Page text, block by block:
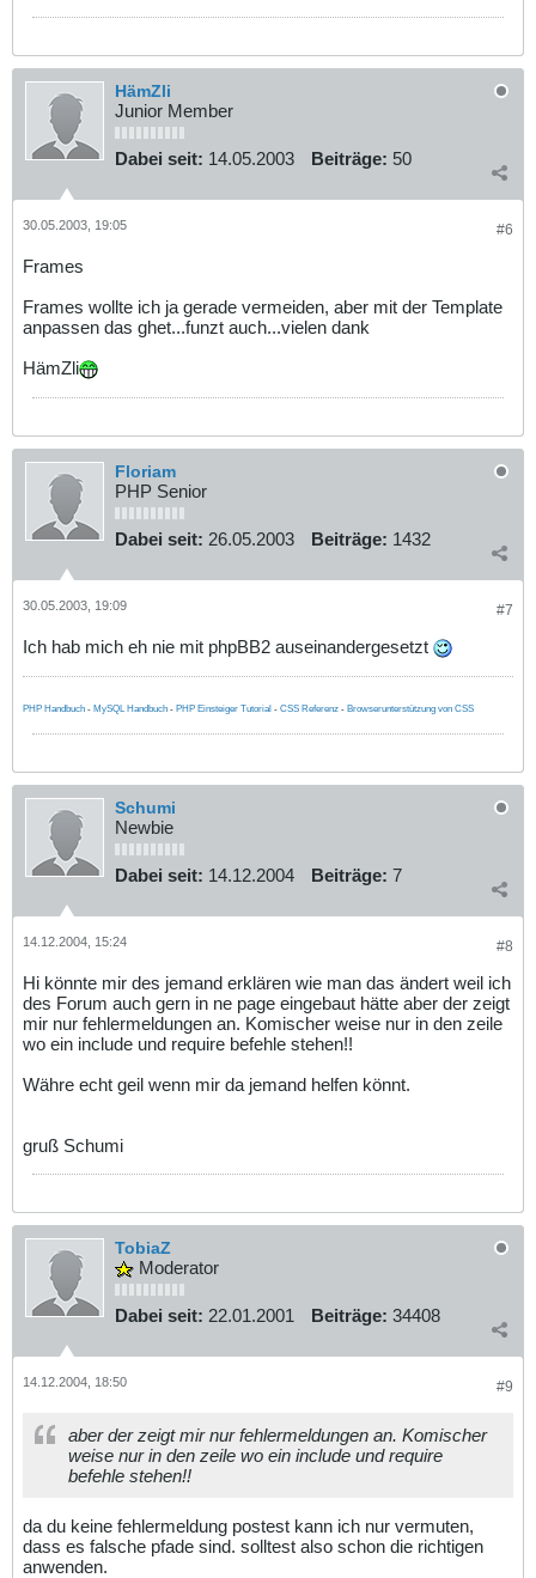
HämZli
Junior Member
Dabei seit: 14.05.2003 Beiträge: 50
#6
30.05.2003, 19:05
Frames
Frames wollte ich ja gerade vermeiden, aber mit der Template
anpassen das ghet...funzt auch...vielen dank
HämZli
Floriam
PHP Senior
Dabei seit: 26.05.2003 Beiträge: 1432
#7
30.05.2003, 19:09
Ich hab mich eh nie mit phpBB2 auseinandergesetzt
PHP Handbuch - MySQL Handbuch - PHP Einsteiger Tutorial - CSS Referenz - Browserunterstützung von CSS
Schumi
Newbie
Dabei seit: 14.12.2004 Beiträge: 7
#8
14.12.2004, 15:24
Hi könnte mir des jemand erklären wie man das ändert weil ich
des Forum auch gern in ne page eingebaut hätte aber der zeigt
mir nur fehlermeldungen an. Komischer weise nur in den zeile
wo ein include und require befehle stehen!!
Währe echt geil wenn mir da jemand helfen könnt.
gruß Schumi
TobiaZ
Moderator
Dabei seit: 22.01.2001 Beiträge: 34408
#9
14.12.2004, 18:50
aber der zeigt mir nur fehlermeldungen an. Komischer
weise nur in den zeile wo ein include und require
befehle stehen!!
da du keine fehlermeldung postest kann ich nur vermuten,
dass es falsche pfade sind. solltest also schon die richtigen
anwenden.